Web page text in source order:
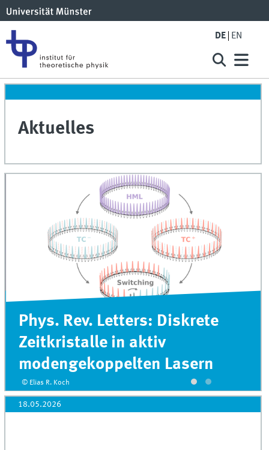
DE EN
Aktuelles
Herausragende Dissertation
am Fachbereich Physik
ausgezeichnet
© privat
18.05.2026